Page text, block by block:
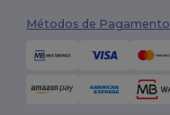
Métodos de Pagamento